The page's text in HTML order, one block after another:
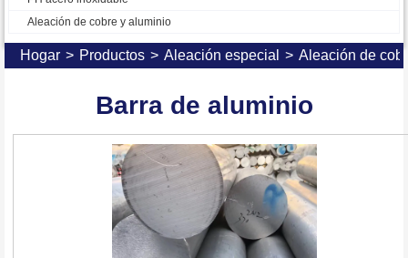
Aleación de cobre y aluminio
Hogar > Productos > Aleación especial > Aleación de
Barra de aluminio